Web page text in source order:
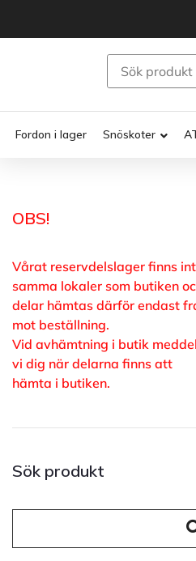
Fordon i lager Snöskoter
OBS!
Vårat reservdelslager finns
samma lokaler som butiken
delar hämtas därför endast
mot beställning.
Vid avhämtning i butik
vi dig när delarna finns att
hämta i butiken.
Sök produkt